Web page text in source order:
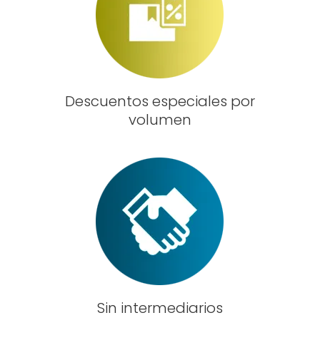
Descuentos especiales por
volumen
Sin intermediarios